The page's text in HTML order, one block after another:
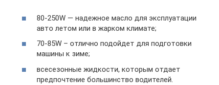
80-250W — надежное масло для эксплуатации
авто летом или в жарком климате;
70-85W – отлично подойдет для подготовки
машины к зиме;
всесезонные жидкости, которым отдает
предпочтение большинство водителей.